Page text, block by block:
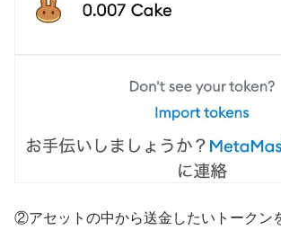
②アセットの中から送金したいトークン